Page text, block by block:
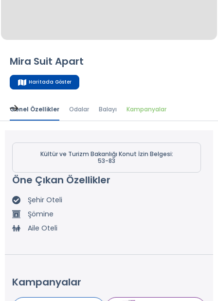
Mira Suit Apart
Haritada Göster
Genel Özellikler Odalar Balayı Kampanyalar
Kültür ve Turizm Bakanlığı Konut İzin Belgesi:
53-83
Öne Çıkan Özellikler
Şehir Oteli
Şömine
Aile Oteli
Kampanyalar